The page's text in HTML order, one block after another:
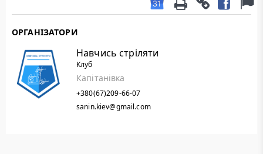
ОРГАНІЗАТОРИ
Навчись стріляти
Клуб
Капітанівка
+380(67)209-66-07
sanin.kiev@gmail.com